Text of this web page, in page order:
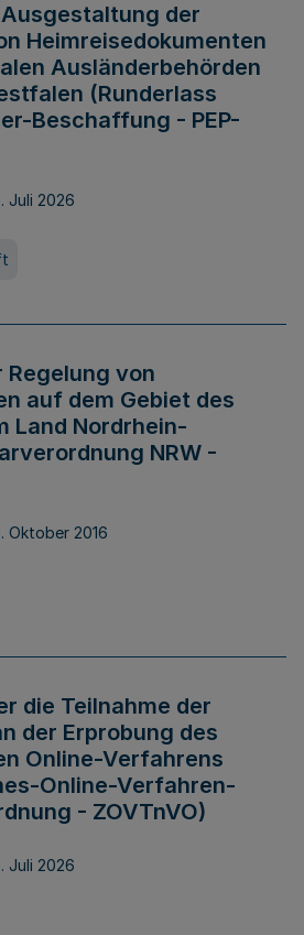
der
Heimreisedokumenten
Ausländerbehörden
(Runderlass
Beschaffung - PEP-
Juli 2026
von
auf dem Gebiet des
Land Nordrhein-
NRW -
Oktober 2016
die Teilnahme der
der Erprobung des
Online-Verfahrens
Online-Verfahren-
- ZOVTnVO)
Juli 2026